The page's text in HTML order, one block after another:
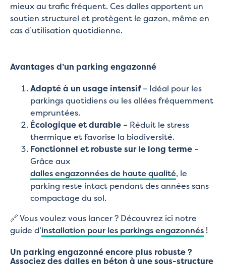
mieux au trafic fréquent. Ces dalles apportent un
soutien structurel et protègent le gazon, même en
cas d’utilisation quotidienne.
Avantages d’un parking engazonné
Adapté à un usage intensif– Idéal pour les
parkings quotidiens ou les allées fréquemment
empruntées.
Écologique et durable – Réduit le stress
thermique et favorise la biodiversité.
Fonctionnel et robuste sur le long terme –
Grâce aux
dalles engazonnées de haute qualité, le
parking reste intact pendant des années sans
compactage du sol.
🔗 Vous voulez vous lancer ? Découvrez ici notre
guide d’installation pour les parkings engazonnés !
Un parking engazonné encore plus robuste ?
Associez des dalles en béton à une sous-structure